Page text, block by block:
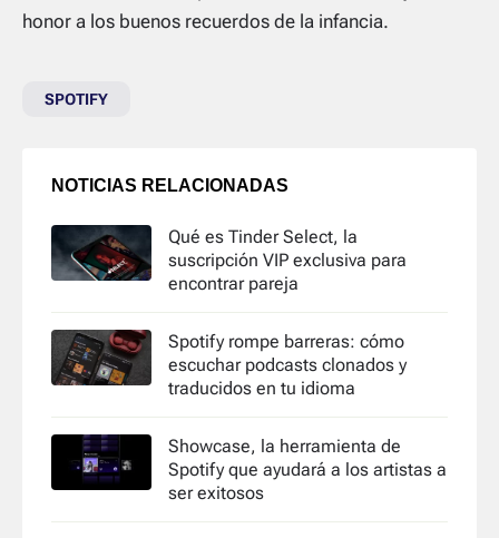
honor a los buenos recuerdos de la infancia.
SPOTIFY
NOTICIAS RELACIONADAS
Qué es Tinder Select, la
suscripción VIP exclusiva para
encontrar pareja
Spotify rompe barreras: cómo
escuchar podcasts clonados y
traducidos en tu idioma
Showcase, la herramienta de
Spotify que ayudará a los artistas a
ser exitosos